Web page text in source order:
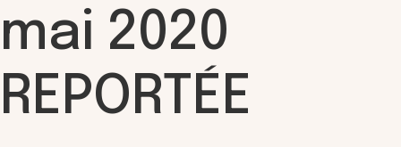
mai 2020
REPORTÉE